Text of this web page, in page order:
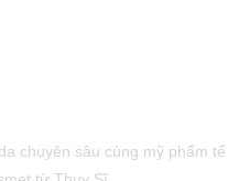
chuyên sâu cùng mỹ phẩm tế